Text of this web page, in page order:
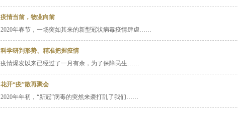
疫情当前，物业向前
2020年春节，一场突如其来的新型冠状病毒疫情肆虐……
科学研判形势、精准把握疫情
疫情爆发以来已经过了一月有余，为了保障民生……
花开“疫”散再聚会
2020年年初，“新冠”病毒的突然来袭打乱了我们……